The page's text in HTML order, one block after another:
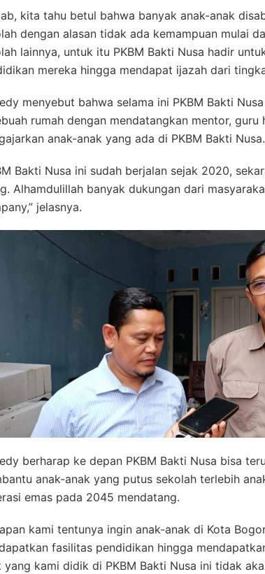
kita tahu betul bahwa banyak anak-anak
dengan alasan tidak ada kemampuan mulai
lainnya, untuk itu PKBM Bakti Nusa hadir
mereka hingga mendapat ijazah dari
menyebut bahwa selama ini PKBM Bakti
rumah dengan mendatangkan mentor,
anak-anak yang ada di PKBM Bakti Nusa.
Bakti Nusa ini sudah berjalan sejak 2020,
Alhamdulillah banyak dukungan dari
jelasnya.
berharap ke depan PKBM Bakti Nusa bisa
anak-anak yang putus sekolah terlebih
emas pada 2045 mendatang.
kami tentunya ingin anak-anak di Kota
fasilitas pendidikan hingga
yang kami didik di PKBM Bakti Nusa ini tidak